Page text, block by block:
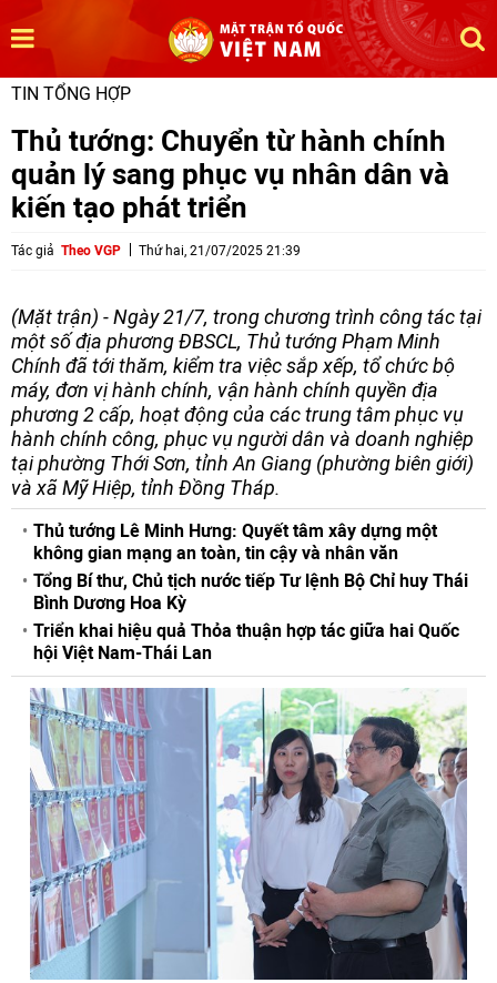
TIN TỔNG HỢP
Thủ tướng: Chuyển từ hành chính
quản lý sang phục vụ nhân dân và
kiến tạo phát triển
Tác giả Theo VGP Thứ hai, 21/07/2025 21:39
(Mặt trận) - Ngày 21/7, trong chương trình công tác tại
một số địa phương ĐBSCL, Thủ tướng Phạm Minh
Chính đã tới thăm, kiểm tra việc sắp xếp, tổ chức bộ
máy, đơn vị hành chính, vận hành chính quyền địa
phương 2 cấp, hoạt động của các trung tâm phục vụ
hành chính công, phục vụ người dân và doanh nghiệp
tại phường Thới Sơn, tỉnh An Giang (phường biên giới)
và xã Mỹ Hiệp, tỉnh Đồng Tháp.
Thủ tướng Lê Minh Hưng: Quyết tâm xây dựng một
không gian mạng an toàn, tin cậy và nhân văn
Tổng Bí thư, Chủ tịch nước tiếp Tư lệnh Bộ Chỉ huy Thái
Bình Dương Hoa Kỳ
Triển khai hiệu quả Thỏa thuận hợp tác giữa hai Quốc
hội Việt Nam-Thái Lan